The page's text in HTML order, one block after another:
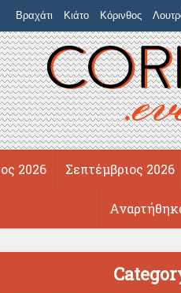
Βραχάτι Κιάτο Κόρινθος
2026 Σεπτέμβριος 2026